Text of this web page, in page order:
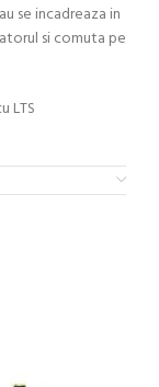
se incadreaza in
si comuta pe
LTS